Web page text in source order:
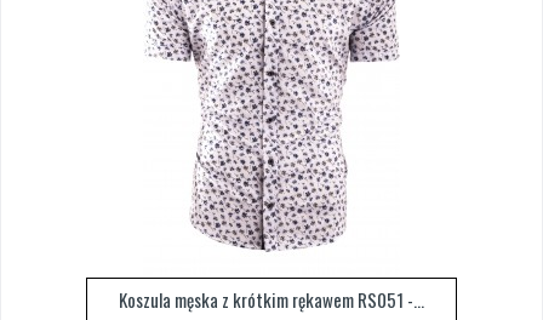
Koszula męska z krótkim rękawem RS051 -...